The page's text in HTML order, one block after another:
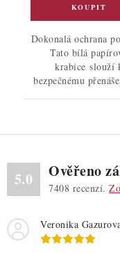
Dokonalá ochrana
Tato bílá
krabice slouží
bezpečnému
5.0 Ověřeno
7408 recenzí.
Veronika